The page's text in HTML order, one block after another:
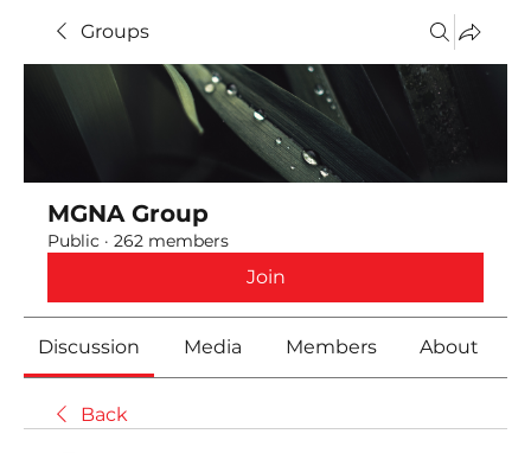
Groups
MGNA Group
Public · 262 members
Join
Discussion Media Members About
Back